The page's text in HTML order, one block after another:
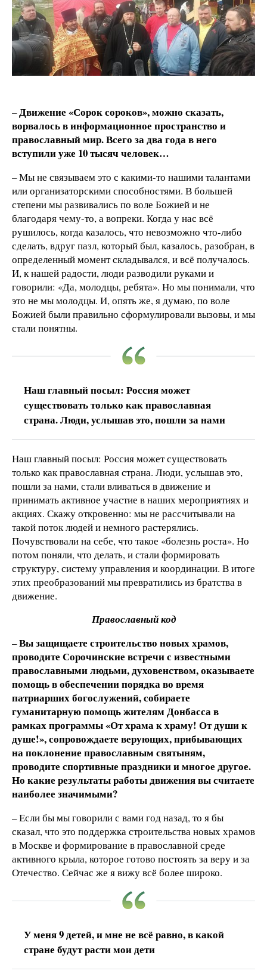
–Движение «Сорок сороков», можно сказать,
ворвалось в информационное пространство и
православный мир. Всего за два года в него
вступили уже 10 тысяч человек…
– Мы не связываем это с какими-то нашими талантами
или организаторскими способностями. В большей
степени мы развивались по воле Божией и не
благодаря чему-то, а вопреки. Когда у нас всё
рушилось, когда казалось, что невозможно что-либо
сделать, вдруг пазл, который был, казалось, разобран, в
определенный момент складывался, и всё получалось.
И, к нашей радости, люди разводили руками и
говорили: «Да, молодцы, ребята». Но мы понимали, что
это не мы молодцы. И, опять же, я думаю, по воле
Божией были правильно сформулировали вызовы, и мы
стали понятны.
Наш главный посыл: Россия может
существовать только как православная
страна. Люди, услышав это, пошли за нами
Наш главный посыл: Россия может существовать
только как православная страна. Люди, услышав это,
пошли за нами, стали вливаться в движение и
принимать активное участие в наших мероприятиях и
акциях. Скажу откровенно: мы не рассчитывали на
такой поток людей и немного растерялись.
Почувствовали на себе, что такое «болезнь роста». Но
потом поняли, что делать, и стали формировать
структуру, систему управления и координации. В итоге
этих преобразований мы превратились из братства в
движение.
Православный код
–Вы защищаете строительство новых храмов,
проводите Сорочинские встречи с известными
православными людьми, духовенством, оказываете
помощь в обеспечении порядка во время
патриарших богослужений, собираете
гуманитарную помощь жителям Донбасса в
рамках программы «От храма к храму! От души к
душе!», сопровождаете верующих, прибывающих
на поклонение православным святыням,
проводите спортивные праздники и многое другое.
Но какие результаты работы движения вы считаете
наиболее значимыми?
– Если бы мы говорили с вами год назад, то я бы
сказал, что это поддержка строительства новых храмов
в Москве и формирование в православной среде
активного крыла, которое готово постоять за веру и за
Отечество. Сейчас же я вижу всё более широко.
У меня 9 детей, и мне не всё равно, в какой
стране будут расти мои дети